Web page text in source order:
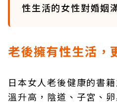
性生活的女性對婚姻
老後擁有性生活，
日本女人老後健康的書
溫升高，陰道、子宮、